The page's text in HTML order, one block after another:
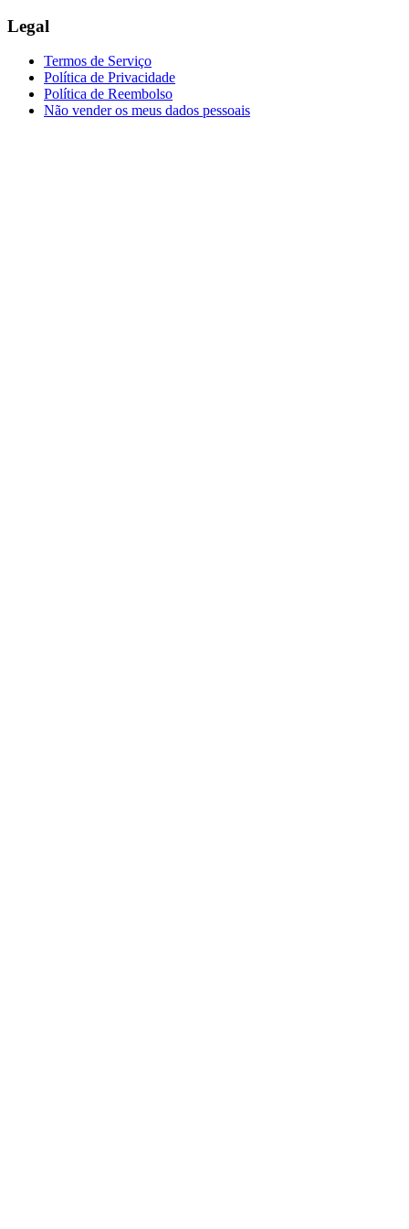
Legal
Termos de Serviço
Política de Privacidade
Política de Reembolso
Não vender os meus dados pessoais